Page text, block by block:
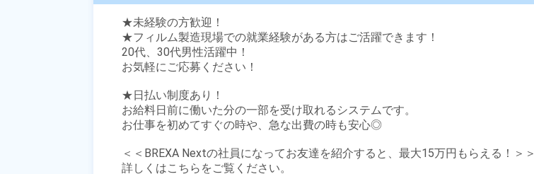
★未経験の方歓迎！
★フィルム製造現場での就業経験がある方はご活躍できます！
20代、30代男性活躍中！
お気軽にご応募ください！
★日払い制度あり！
お給料日前に働いた分の一部を受け取れるシステムです。
お仕事を初めてすぐの時や、急な出費の時も安心◎
＜＜BREXA Nextの社員になってお友達を紹介すると、最大15万円もらえる！＞＞